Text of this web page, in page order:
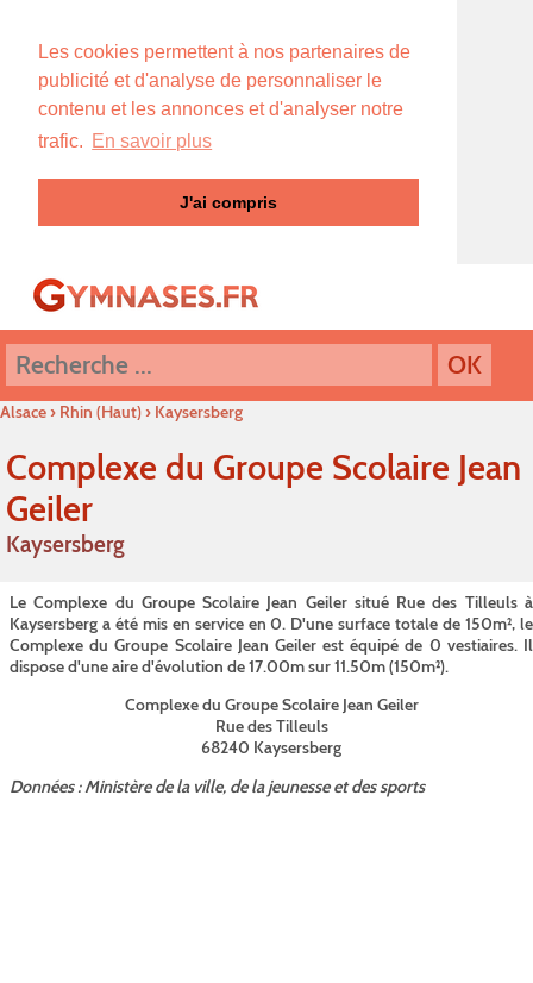
Les cookies permettent à nos partenaires de
publicité et d'analyse de personnaliser le
contenu et les annonces et d'analyser notre
trafic. En savoir plus
J'ai compris
Alsace› Rhin (Haut)› Kaysersberg
Complexe du Groupe Scolaire Jean
Geiler
Kaysersberg
Le Complexe du Groupe Scolaire Jean Geiler situé Rue des Tilleuls à
Kaysersberg a été mis en service en 0. D'une surface totale de 150m², le
Complexe du Groupe Scolaire Jean Geiler est équipé de 0 vestiaires. Il
dispose d'une aire d'évolution de 17.00m sur 11.50m (150m²).
Complexe du Groupe Scolaire Jean Geiler
Rue des Tilleuls
68240 Kaysersberg
Données : Ministère de la ville, de la jeunesse et des sports